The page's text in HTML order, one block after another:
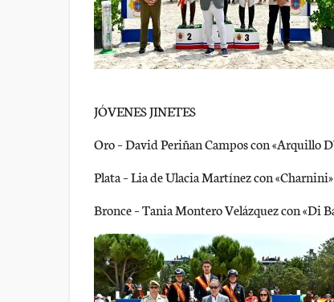
JÓVENES JINETES
Oro – David Periñan Campos con «Arquillo
Plata – Lia de Ulacia Martínez con
Bronce – Tania Montero Velázquez con «Di